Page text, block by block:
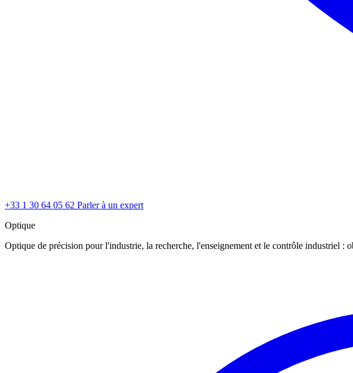
+33 1 30 64 05 62 Parler à un expert
Optique
Optique de précision pour l'industrie, la recherche, l'enseignement et le contrôle industriel :